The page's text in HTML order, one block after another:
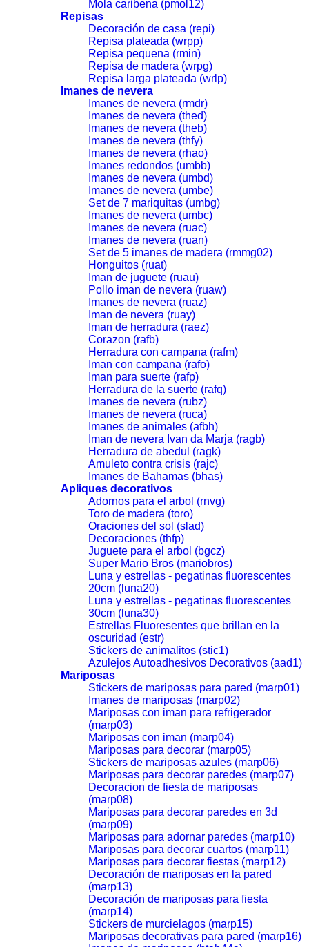
Mola caribena (pmol12)
Repisas
Decoración de casa (repi)
Repisa plateada (wrpp)
Repisa pequena (rmin)
Repisa de madera (wrpg)
Repisa larga plateada (wrlp)
Imanes de nevera
Imanes de nevera (rmdr)
Imanes de nevera (thed)
Imanes de nevera (theb)
Imanes de nevera (thfy)
Imanes de nevera (rhao)
Imanes redondos (umbb)
Imanes de nevera (umbd)
Imanes de nevera (umbe)
Set de 7 mariquitas (umbg)
Imanes de nevera (umbc)
Imanes de nevera (ruac)
Imanes de nevera (ruan)
Set de 5 imanes de madera (rmmg02)
Honguitos (ruat)
Iman de juguete (ruau)
Pollo iman de nevera (ruaw)
Imanes de nevera (ruaz)
Iman de nevera (ruay)
Iman de herradura (raez)
Corazon (rafb)
Herradura con campana (rafm)
Iman con campana (rafo)
Iman para suerte (rafp)
Herradura de la suerte (rafq)
Imanes de nevera (rubz)
Imanes de nevera (ruca)
Imanes de animales (afbh)
Iman de nevera Ivan da Marja (ragb)
Herradura de abedul (ragk)
Amuleto contra crisis (rajc)
Imanes de Bahamas (bhas)
Apliques decorativos
Adornos para el arbol (rnvg)
Toro de madera (toro)
Oraciones del sol (slad)
Decoraciones (thfp)
Juguete para el arbol (bgcz)
Super Mario Bros (mariobros)
Luna y estrellas - pegatinas fluorescentes
20cm (luna20)
Luna y estrellas - pegatinas fluorescentes
30cm (luna30)
Estrellas Fluoresentes que brillan en la
oscuridad (estr)
Stickers de animalitos (stic1)
Azulejos Autoadhesivos Decorativos (aad1)
Mariposas
Stickers de mariposas para pared (marp01)
Imanes de mariposas (marp02)
Mariposas con iman para refrigerador
(marp03)
Mariposas con iman (marp04)
Mariposas para decorar (marp05)
Stickers de mariposas azules (marp06)
Mariposas para decorar paredes (marp07)
Decoracion de fiesta de mariposas
(marp08)
Mariposas para decorar paredes en 3d
(marp09)
Mariposas para adornar paredes (marp10)
Mariposas para decorar cuartos (marp11)
Mariposas para decorar fiestas (marp12)
Decoración de mariposas en la pared
(marp13)
Decoración de mariposas para fiesta
(marp14)
Stickers de murcielagos (marp15)
Mariposas decorativas para pared (marp16)